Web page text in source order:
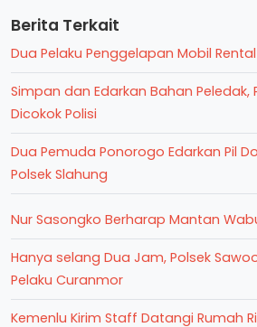
Berita Terkait
Dua Pelaku Penggelapan Mobil Rental
Simpan dan Edarkan Bahan Peledak,
Dicokok Polisi
Dua Pemuda Ponorogo Edarkan Pil
Polsek Slahung
Nur Sasongko Berharap Mantan
Hanya selang Dua Jam, Polsek
Pelaku Curanmor
Kemenlu Kirim Staff Datangi Rumah